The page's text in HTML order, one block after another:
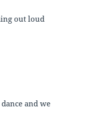
out loud
and we